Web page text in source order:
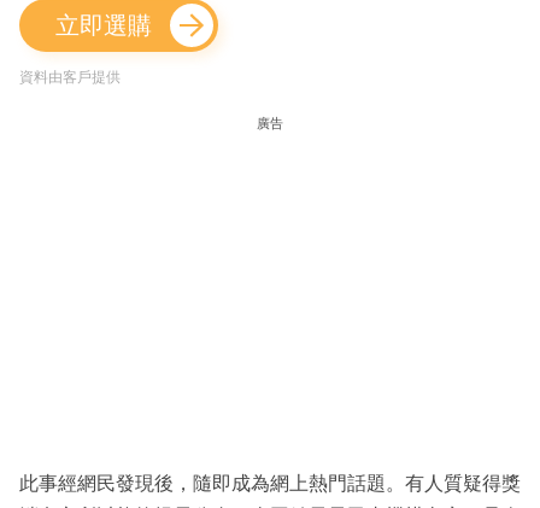
立即選購
資料由客戶提供
廣告
此事經網民發現後，隨即成為網上熱門話題。有人質疑得獎